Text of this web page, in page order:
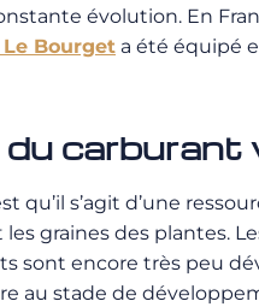
évolution. En
Le Bourget a été équipé
carburant
s’agit d’une
graines des plantes.
sont encore très peu
au stade de